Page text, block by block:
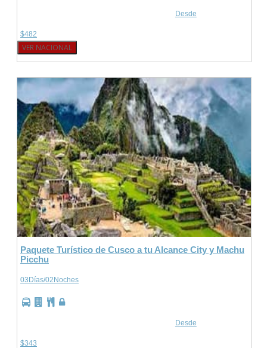
Desde
$482
VER NACIONAL
Paquete Turístico de Cusco a tu Alcance City y Machu
Picchu
03Días/02Noches
Desde
$343